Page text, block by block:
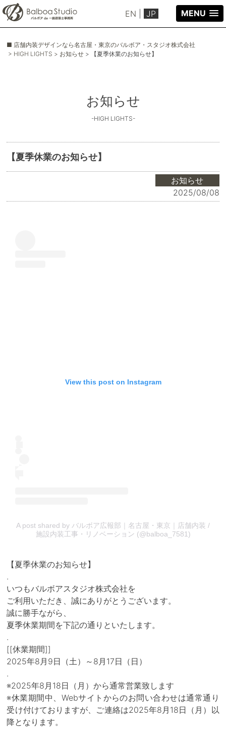
EN JP MENU
■ 店舗内装デザインなら名古屋・東京のバルボア・スタジオ株式会社
> HIGH LIGHTS > お知らせ > 【夏季休業のお知らせ】
お知らせ
-HIGH LIGHTS-
【夏季休業のお知らせ】
お知らせ
2025/08/08
View this post on Instagram
A post shared by バルボア広報部｜名古屋・東京｜店舗内装 /
施設内装工事・リノベーション (@balboa_7581)
【夏季休業のお知らせ】
.
いつもバルボアスタジオ株式会社を
ご利用いただき、誠にありがとうございます。
誠に勝手ながら、
夏季休業期間を下記の通りといたします。
.
[[休業期間]]
2025年8月9日（土）～8月17日（日）
.
※2025年8月18日（月）から通常営業致します
※休業期間中、Webサイトからのお問い合わせは通常通り
受け付けておりますが、ご連絡は2025年8月18日（月）以
降となります。